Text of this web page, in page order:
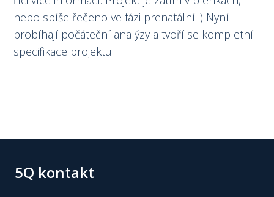
nebo spíše řečeno ve fázi prenatální :) Nyní
probíhají počáteční analýzy a tvoří se kompletní
specifikace projektu.
5Q kontakt